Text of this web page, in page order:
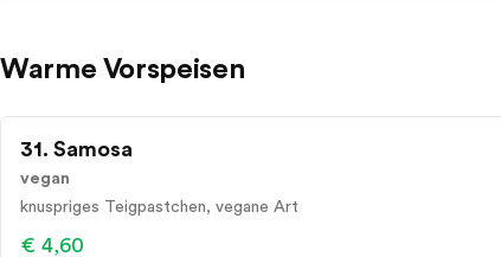
Warme Vorspeisen
31. Samosa
vegan
knuspriges Teigpastchen, vegane Art
€ 4,60